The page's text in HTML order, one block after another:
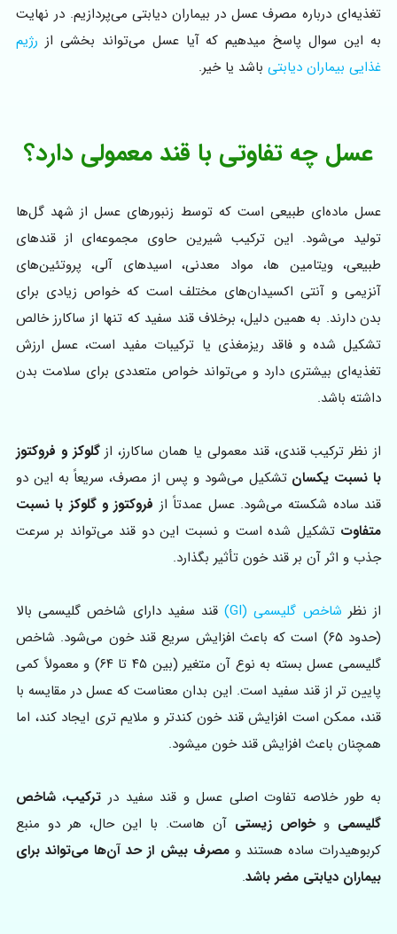
تغذیه‌ای درباره مصرف عسل در بیماران دیابتی می‌پردازیم. در نهایت
به این سوال پاسخ میدهیم که آیا عسل می‌تواند بخشی از رژیم
غذایی بیماران دیابتیباشد یا خیر.
عسل چه تفاوتی با قند معمولی دارد؟
عسل ماده‌ای طبیعی است که توسط زنبورهای عسل از شهد گل‌ها
تولید می‌شود. این ترکیب شیرین حاوی مجموعه‌ای از قندهای
طبیعی، ویتامین ها، مواد معدنی، اسیدهای آلی، پروتئین‌های
آنزیمی و آنتی اکسیدان‌های مختلف است که خواص زیادی برای
بدن دارند. به همین دلیل، برخلاف قند سفید که تنها از ساکارز خالص
تشکیل شده و فاقد ریزمغذی یا ترکیبات مفید است، عسل ارزش
تغذیه‌ای بیشتری دارد و می‌تواند خواص متعددی برای سلامت بدن
داشته باشد.
از نظر ترکیب قندی، قند معمولی یا همان ساکارز، ازگلوکز و فروکتوز
با نسبت یکسان تشکیل می‌شود و پس از مصرف، سریعاً به این دو
قند ساده شکسته می‌شود. عسل عمدتاً از فروکتوز و گلوکز با نسبت
متفاوت تشکیل شده است و نسبت این دو قند می‌تواند بر سرعت
جذب و اثر آن بر قند خون تأثیر بگذارد.
از نظر شاخص گلیسمی (GI)
قند سفید دارای شاخص گلیسمی بالا
(حدود ۶۵) است که باعث افزایش سریع قند خون می‌شود. شاخص
گلیسمی عسل بسته به نوع آن متغیر (بین ۴۵ تا ۶۴) و معمولاً کمی
پایین‌ تر از قند سفید است. این بدان معناست که عسل در مقایسه با
قند، ممکن است افزایش قند خون کندتر و ملایم تری ایجاد کند، اما
همچنان باعث افزایش قند خون میشود.
به طور خلاصه تفاوت اصلی عسل و قند سفید در ترکیب،شاخص
گلیسمی وخواص زیستی آن هاست. با این حال، هر دو منبع
کربوهیدرات ساده هستند ومصرف بیش از حد آن‌ها می‌تواند برای
بیماران دیابتی مضر باشد.